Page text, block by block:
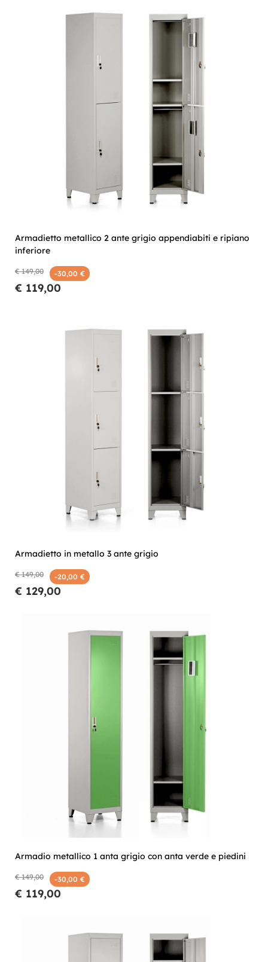
Armadietto metallico 2 ante grigio appendiabiti e ripiano
inferiore
€ 149,00 -30,00 €
€ 119,00
Armadietto in metallo 3 ante grigio
€ 149,00 -20,00 €
€ 129,00
Armadio metallico 1 anta grigio con anta verde e piedini
€ 149,00 -30,00 €
€ 119,00